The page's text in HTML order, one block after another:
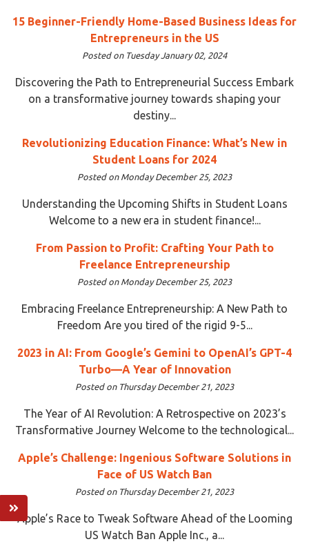
15 Beginner-Friendly Home-Based Business Ideas for
Entrepreneurs in the US
Posted on Tuesday January 02, 2024
Discovering the Path to Entrepreneurial Success Embark
on a transformative journey towards shaping your
destiny...
Revolutionizing Education Finance: What’s New in
Student Loans for 2024
Posted on Monday December 25, 2023
Understanding the Upcoming Shifts in Student Loans
Welcome to a new era in student finance!...
From Passion to Profit: Crafting Your Path to
Freelance Entrepreneurship
Posted on Monday December 25, 2023
Embracing Freelance Entrepreneurship: A New Path to
Freedom Are you tired of the rigid 9-5...
2023 in AI: From Google’s Gemini to OpenAI’s GPT-4
Turbo—A Year of Innovation
Posted on Thursday December 21, 2023
The Year of AI Revolution: A Retrospective on 2023’s
Transformative Journey Welcome to the technological...
Apple’s Challenge: Ingenious Software Solutions in
Face of US Watch Ban
Posted on Thursday December 21, 2023
Apple’s Race to Tweak Software Ahead of the Looming
US Watch Ban Apple Inc., a...